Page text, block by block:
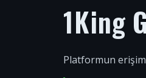
1King
Platformun erişim